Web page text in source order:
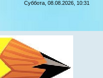
Суббота, 08.08.2026, 10:31